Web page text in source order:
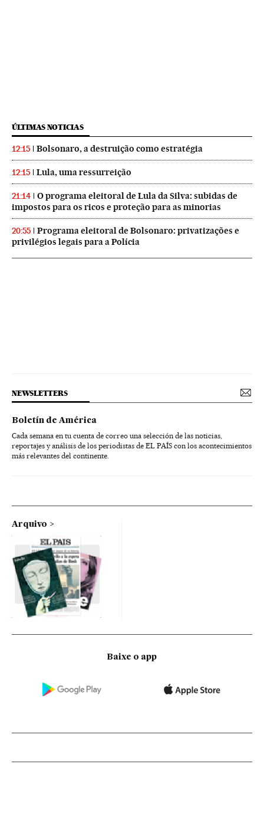
ÚLTIMAS NOTICIAS
12:15 Bolsonaro, a destruição como estratégia
12:15 Lula, uma ressurreição
21:14
O programa eleitoral de Lula da Silva: subidas de
impostos para os ricos e proteção para as minorias
20:55
Programa eleitoral de Bolsonaro: privatizações e
privilégios legais para a Polícia
NEWSLETTERS
Boletín de América
Cada semana en tu cuenta de correo una selección de las noticias,
reportajes y análisis de los periodistas de EL PAÍS con los acontecimientos
más relevantes del continente.
Arquivo
Baixe o app